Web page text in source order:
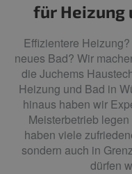
für Heizung
Effizientere
neues Bad? Wir
die Juchems
Heizung und Bad in
hinaus haben wir
Meisterbetrieb
haben viele
sondern auch in
dürfen